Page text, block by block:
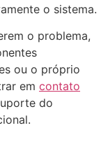
o sistema.
o problema,
ou o próprio
em contato
do